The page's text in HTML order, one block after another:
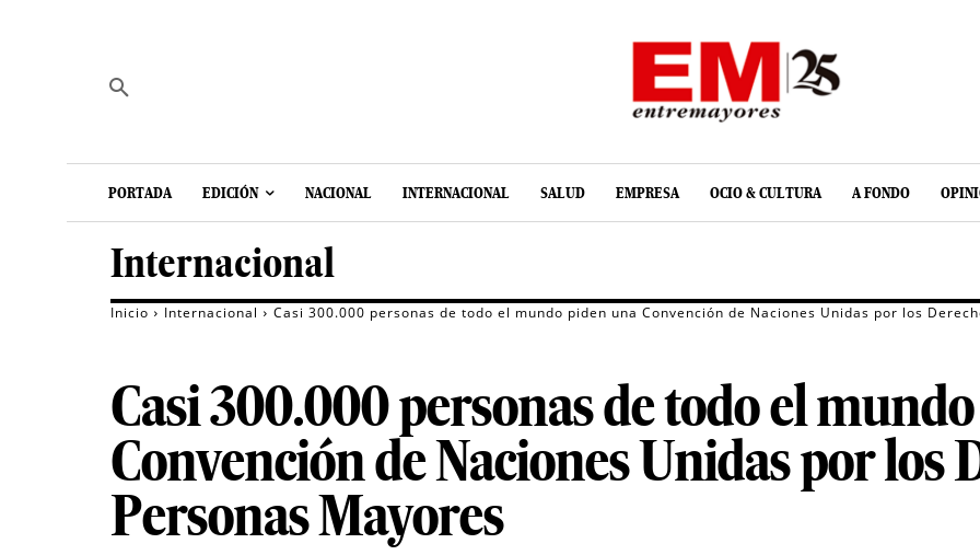
PORTADA EDICIÓN NACIONAL INTERNACIONAL SALUD EMPRESA OCIO & CULTURA A FONDO
Internacional
Inicio Internacional Casi 300.000 personas de todo el mundo piden una Convención de Naciones Unidas por los
Casi 300.000 personas de todo el
Convención de Naciones Unidas por los
Personas Mayores